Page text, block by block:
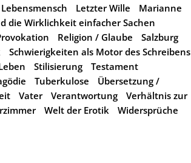
Lebensmensch Letzter Wille
Marianne
die Wirklichkeit einfacher Sachen
Religion / Glaube
Salzburg
Schwierigkeiten als Motor des Schreibens
Stilisierung
Testament
Tuberkulose
Übersetzung /
Vater Verantwortung
Verhältnis zur
Welt der Erotik
Widersprüche